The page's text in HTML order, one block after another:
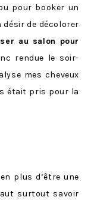
pour booker un
désir de décolorer
au salon pour
rendue le soir-
mes cheveux
était pris pour la
plus d’être une
surtout savoir